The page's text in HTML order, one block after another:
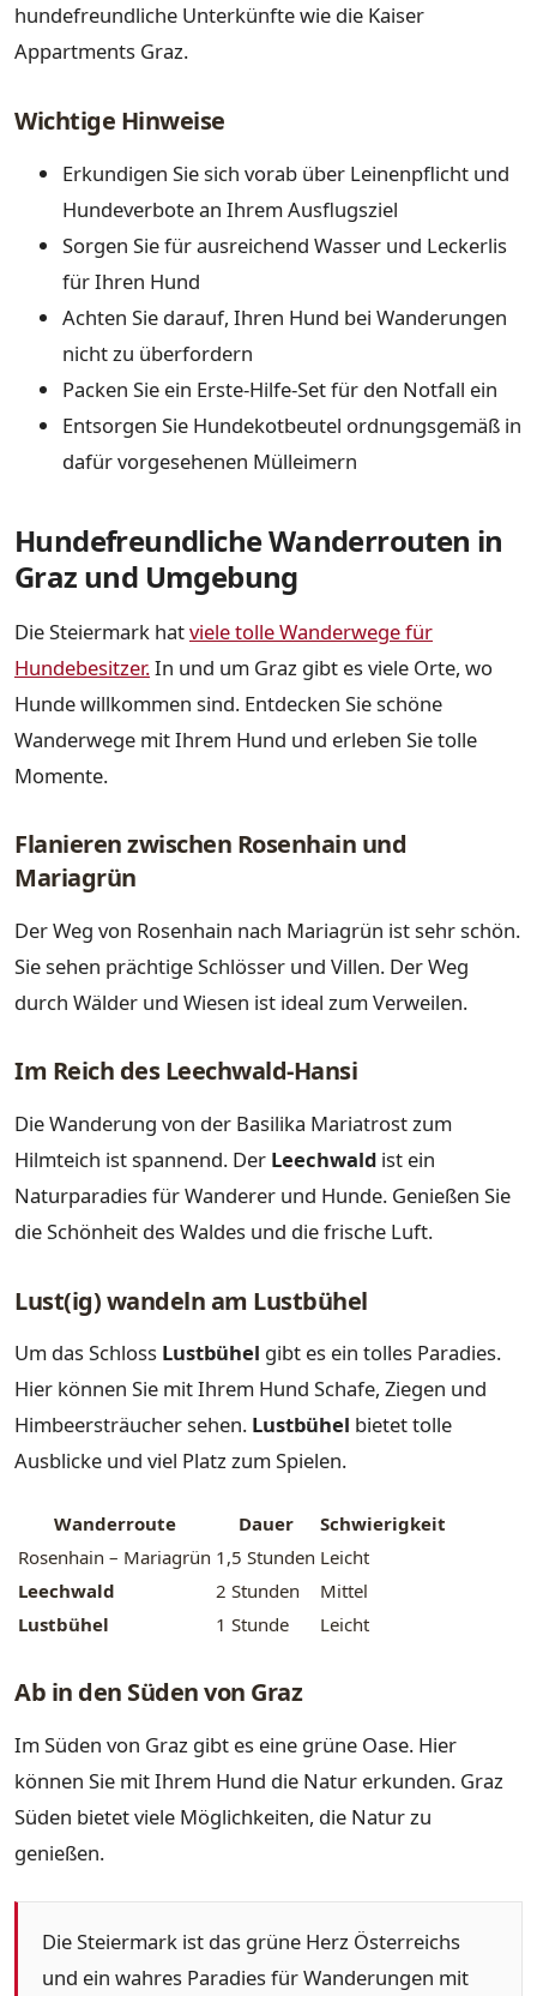
hundefreundliche Unterkünfte wie die Kaiser
Appartments Graz.
Wichtige Hinweise
Erkundigen Sie sich vorab über Leinenpflicht und
Hundeverbote an Ihrem Ausflugsziel
Sorgen Sie für ausreichend Wasser und Leckerlis
für Ihren Hund
Achten Sie darauf, Ihren Hund bei Wanderungen
nicht zu überfordern
Packen Sie ein Erste-Hilfe-Set für den Notfall ein
Entsorgen Sie Hundekotbeutel ordnungsgemäß in
dafür vorgesehenen Mülleimern
Hundefreundliche Wanderrouten in
Graz und Umgebung
Die Steiermark hatviele tolle Wanderwege für
Hundebesitzer.In und um Graz gibt es viele Orte, wo
Hunde willkommen sind. Entdecken Sie schöne
Wanderwege mit Ihrem Hund und erleben Sie tolle
Momente.
Flanieren zwischen Rosenhain und
Mariagrün
Der Weg von Rosenhain nach Mariagrün ist sehr schön.
Sie sehen prächtige Schlösser und Villen. Der Weg
durch Wälder und Wiesen ist ideal zum Verweilen.
Im Reich des Leechwald-Hansi
Die Wanderung von der Basilika Mariatrost zum
Hilmteich ist spannend. Der Leechwald ist ein
Naturparadies für Wanderer und Hunde. Genießen Sie
die Schönheit des Waldes und die frische Luft.
Lust(ig) wandeln am Lustbühel
Um das Schloss Lustbühel gibt es ein tolles Paradies.
Hier können Sie mit Ihrem Hund Schafe, Ziegen und
Himbeersträucher sehen. Lustbühel bietet tolle
Ausblicke und viel Platz zum Spielen.
Wanderroute Dauer
Schwierigkeit
Rosenhain – Mariagrün 1,5 Stunden Leicht
Leechwald
2 Stunden
Mittel
Lustbühel
1 Stunde Leicht
Ab in den Süden von Graz
Im Süden von Graz gibt es eine grüne Oase. Hier
können Sie mit Ihrem Hund die Natur erkunden. Graz
Süden bietet viele Möglichkeiten, die Natur zu
genießen.
Die Steiermark ist das grüne Herz Österreichs
und ein wahres Paradies für Wanderungen mit